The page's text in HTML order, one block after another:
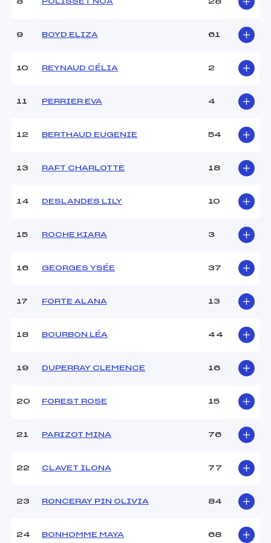
Ouvreurs D :
Météo :
Nombre de portes :
Traceur :
HEUDE (SA)
Ouvreurs C :
Ouvreurs E :
Pénalité appliquée :
8 POLISSET NOA 28
9 BOYD ELIZA 61
10 REYNAUD CÉLIA 2
11 PERRIER EVA 4
12 BERTHAUD EUGENIE 54
13 RAFT CHARLOTTE 18
14 DESLANDES LILY 10
15 ROCHE KIARA 3
16 GEORGES YSÉE 37
17 FORTE ALANA 13
18 BOURBON LÉA 44
19 DUPERRAY CLEMENCE 16
20 FOREST ROSE 15
21 PARIZOT MINA 76
22 CLAVET ILONA 77
23 RONCERAY PIN OLIVIA 84
24 BONHOMME MAYA 68